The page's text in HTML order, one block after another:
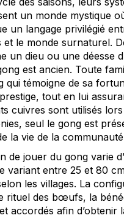
un monde mystique
un langage privilégié
et le monde surnaturel.
un dieu ou une déesse
est ancien. Toute
qui témoigne de sa
tout en lui
cuivres sont utilisés
seul le gong est
la vie de la
de jouer du gong varie
variant entre 25 et 80
les villages. La
rituel des bœufs, la
accordés afin